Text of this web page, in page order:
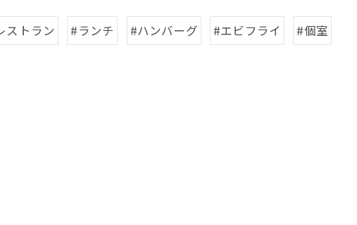
ストラン #ランチ #ハンバーグ #エビフライ #個室